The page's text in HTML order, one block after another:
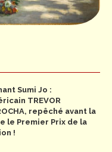
Sumi Jo :
TREVOR
repêché avant la
le Premier Prix de la
!